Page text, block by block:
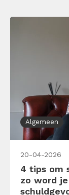
Algemeen
20-04-2026
4 tips om
zo word